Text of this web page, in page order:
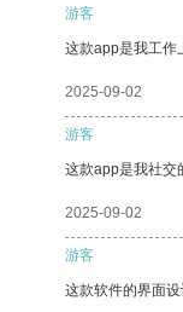
游客
这款app是我工作
2025-09-02
游客
这款app是我社交
2025-09-02
游客
这款软件的界面设